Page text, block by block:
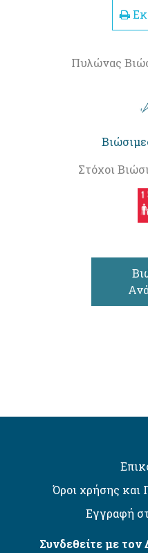
Πυλώνας
Στόχοι
Όροι χρήσης και
Εγγραφή
Συνδεθείτε με τον